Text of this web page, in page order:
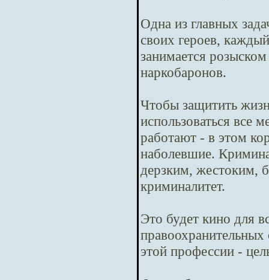
Одна из главных
своих героев,
занимается
наркобаронов.
Чтобы защитить
использоваться все
работают - в этом
наболевшие.
дерзким, жестоким,
криминалитет.
Это будет кино для
этой профессии -